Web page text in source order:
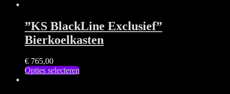
”KS BlackLine Exclusief”
Bierkoelkasten
€ 765,00
Opties selecteren